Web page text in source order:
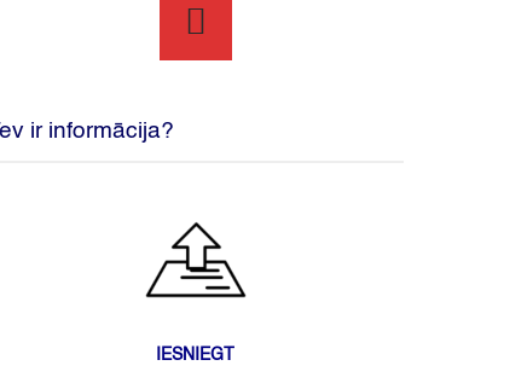
ir informācija?
IESNIEGT